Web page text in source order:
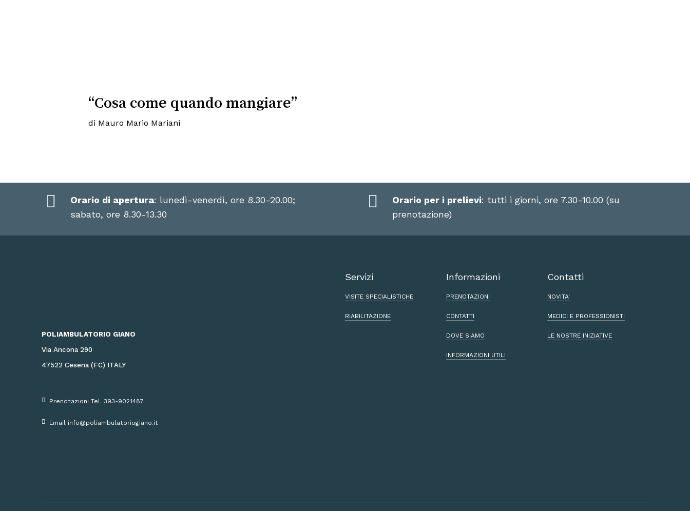
“Cosa come quando mangiare”
di Mauro Mario Mariani
Orario di apertura: lunedì-venerdì, ore 8.30-20.00;
sabato, ore 8.30-13.30
Orario per i prelievi: tutti i giorni, ore 7.30-10.00 (su
prenotazione)
POLIAMBULATORIO GIANO
Via Ancona 290
47522 Cesena (FC) ITALY
Prenotazioni Tel. 393-9021487
Email info@poliambulatoriogiano.it
Servizi
VISITE SPECIALISTICHE
RIABILITAZIONE
Informazioni
PRENOTAZIONI
CONTATTI
DOVE SIAMO
INFORMAZIONI UTILI
Contatti
NOVITA'
MEDICI E PROFESSIONISTI
LE NOSTRE INIZIATIVE